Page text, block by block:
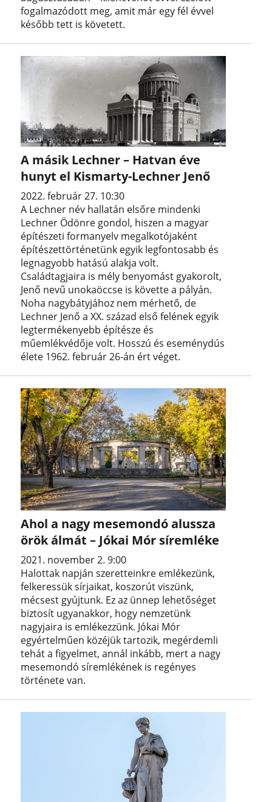
fogalmazódott meg, amit már egy fél évvel
később tett is követett.
A másik Lechner – Hatvan éve
hunyt el Kismarty-Lechner Jenő
2022. február 27. 10:30
A Lechner név hallatán elsőre mindenki
Lechner Ödönre gondol, hiszen a magyar
építészeti formanyelv megalkotójaként
építészettörténetünk egyik legfontosabb és
legnagyobb hatású alakja volt.
Családtagjaira is mély benyomást gyakorolt,
Jenő nevű unokaöccse is követte a pályán.
Noha nagybátyjához nem mérhető, de
Lechner Jenő a XX. század első felének egyik
legtermékenyebb építésze és
műemlékvédője volt. Hosszú és eseménydús
élete 1962. február 26-án ért véget.
Ahol a nagy mesemondó alussza
örök álmát – Jókai Mór síremléke
2021. november 2. 9:00
Halottak napján szeretteinkre emlékezünk,
felkeressük sírjaikat, koszorút viszünk,
mécsest gyújtunk. Ez az ünnep lehetőséget
biztosít ugyanakkor, hogy nemzetünk
nagyjaira is emlékezzünk. Jókai Mór
egyértelműen közéjük tartozik, megérdemli
tehát a figyelmet, annál inkább, mert a nagy
mesemondó síremlékének is regényes
története van.